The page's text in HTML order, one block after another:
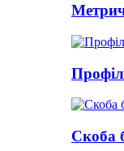
Скоба